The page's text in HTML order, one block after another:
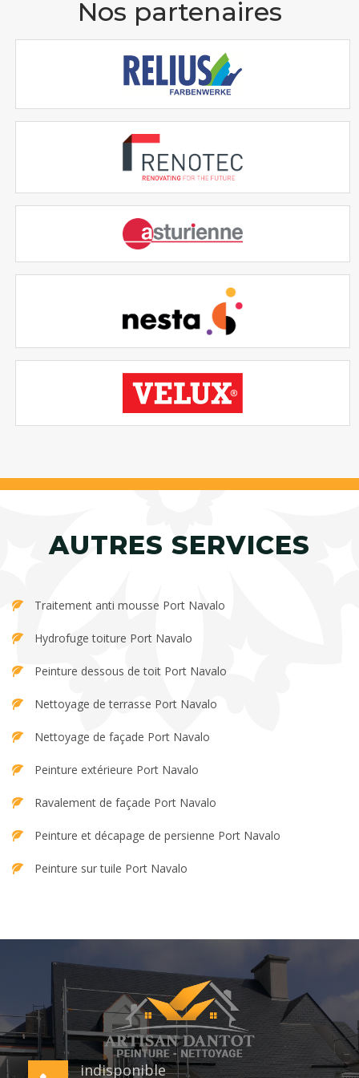
Nos partenaires
AUTRES SERVICES
Traitement anti mousse Port Navalo
Hydrofuge toiture Port Navalo
Peinture dessous de toit Port Navalo
Nettoyage de terrasse Port Navalo
Nettoyage de façade Port Navalo
Peinture extérieure Port Navalo
Ravalement de façade Port Navalo
Peinture et décapage de persienne Port Navalo
Peinture sur tuile Port Navalo
indisponible